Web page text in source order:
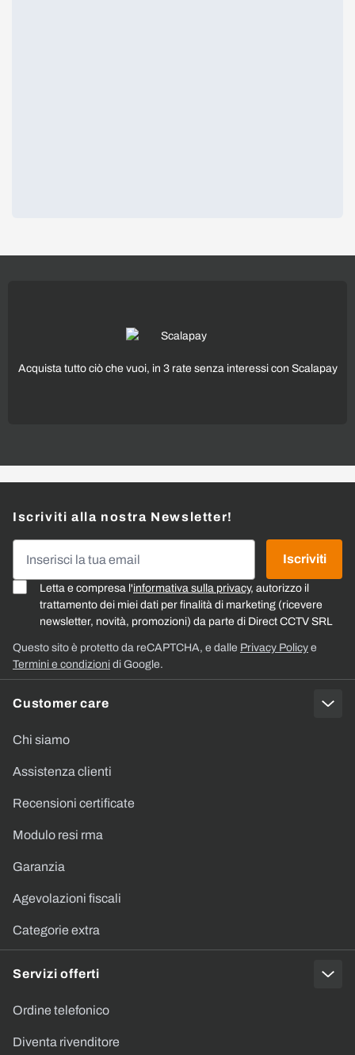
Acquista tutto ciò che vuoi, in 3 rate senza interessi con Scalapay
Customer care
Chi siamo
Assistenza clienti
Recensioni certificate
Modulo resi rma
Garanzia
Agevolazioni fiscali
Categorie extra
Servizi offerti
Ordine telefonico
Diventa rivenditore
Iscriviti alla nostra Newsletter!
Letta e compresa l'informativa sulla privacy, autorizzo il
trattamento dei miei dati per finalità di marketing (ricevere
newsletter, novità, promozioni) da parte di Direct CCTV SRL
Iscriviti
Questo sito è protetto da reCAPTCHA, e dalle Privacy Policy e
Termini e condizioni di Google.